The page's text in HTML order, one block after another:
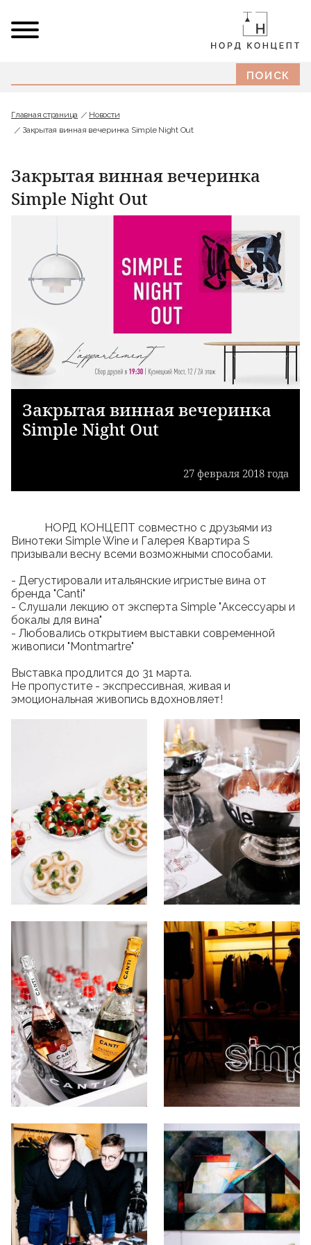
Главная страница
Новости
Закрытая винная вечеринка Simple Night Out
Закрытая винная вечеринка
Simple Night Out
Закрытая винная вечеринка
Simple Night Out
27 февраля 2018 года
НОРД КОНЦЕПТ совместно с друзьями из
Винотеки Simple Wine и Галерея Квартира S
призывали весну всеми возможными способами.
- Дегустировали итальянские игристые вина от
бренда "Canti"
- Слушали лекцию от эксперта Simple "Аксессуары и
бокалы для вина"
- Любовались открытием выставки современной
живописи "Montmartre"
Выставка продлится до 31 марта.
Не пропустите - экспрессивная, живая и
эмоциональная живопись вдохновляет!